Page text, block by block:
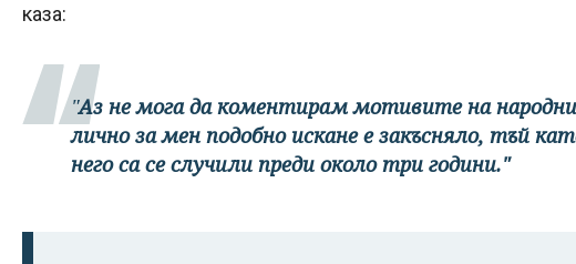
каза:
"Аз не мога да коментирам мотивите на
лично за мен подобно искане е закъсняло, тъй
него са се случили преди около три години."